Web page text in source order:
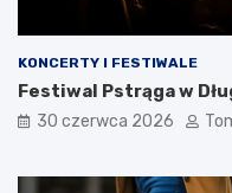
KONCERTY I FESTIWALE
Festiwal Pstrąga w
30 czerwca 2026